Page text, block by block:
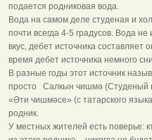
подается родниковая вода.
Вода на самом деле студеная и
почти всегда 4-5 градусов. Вода
вкус, дебет источника составляет
время дебет источника немного
В разные годы этот источник
просто Салкын чишмә (Студеный
«Әти чишмәсе» (с татарского
родник.
У местных жителей есть поверье: